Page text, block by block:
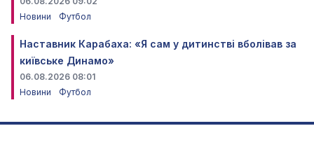
Новини
Футбол
Наставник Карабаха: «Я сам у дитинстві вболівав за
київське Динамо»
06.08.2026 08:01
Новини
Футбол